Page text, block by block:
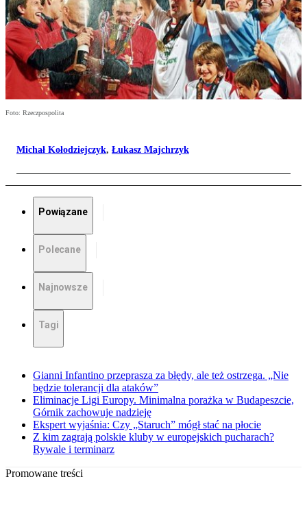
Foto: Rzeczpospolita
Michał Kołodziejczyk, Łukasz Majchrzyk
Powiązane
Polecane
Najnowsze
Tagi
Gianni Infantino przeprasza za błędy, ale też ostrzega. „Nie
będzie tolerancji dla ataków”
Eliminacje Ligi Europy. Minimalna porażka w Budapeszcie,
Górnik zachowuje nadzieję
Ekspert wyjaśnia: Czy „Staruch” mógł stać na płocie
Z kim zagrają polskie kluby w europejskich pucharach?
Rywale i terminarz
Promowane treści